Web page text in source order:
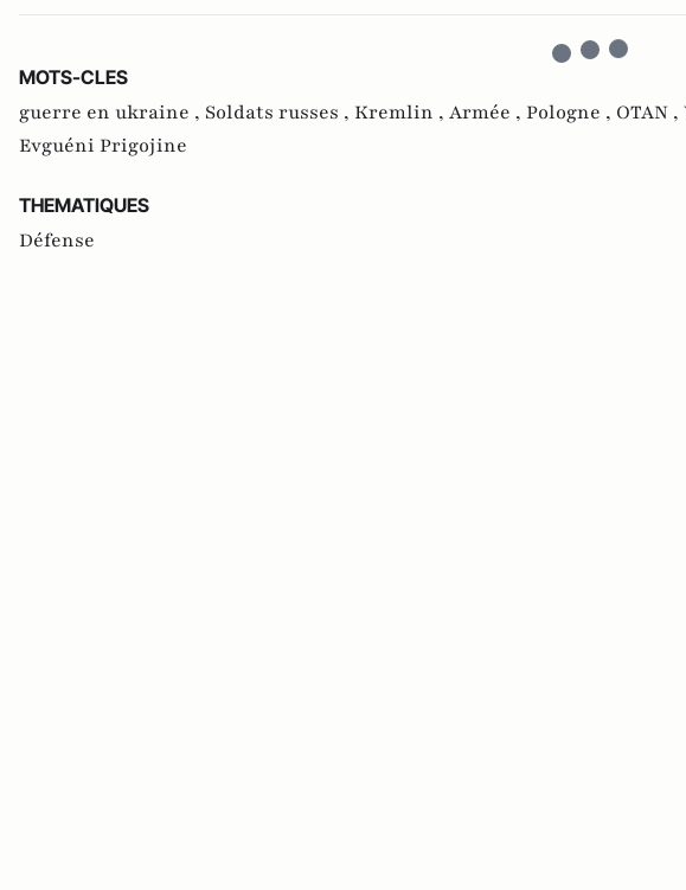
MOTS-CLES
guerre en ukraine , Soldats russes , Kremlin , Armée , Pologne , OTAN ,
Evguéni Prigojine
THEMATIQUES
Défense